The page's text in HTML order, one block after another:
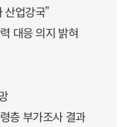
업강국”
대응 의지 밝혀
층 부가조사 결과